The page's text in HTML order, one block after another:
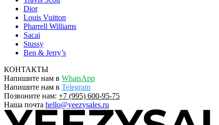
Dior
Louis Vuitton
Pharrell Williams
Sacai
Stussy
Ben & Jerry’s
КОНТАКТЫ
Напишите нам в WhatsApp
Напишите нам в Telegram
Позвоните нам: +7 (995) 600-95-75
Наша почта hello@yeezysales.ru